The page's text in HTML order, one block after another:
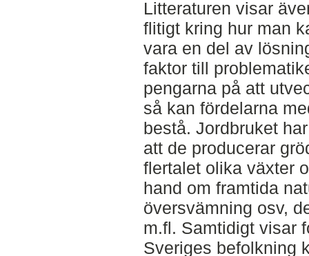
Litteraturen visar
flitigt kring hur man
vara en del av
faktor till
pengarna på att
så kan fördelarna
bestå. Jordbruket
att de producerar
flertalet olika växter
hand om framtida
översvämning osv,
m.fl. Samtidigt visar
Sveriges befolkning